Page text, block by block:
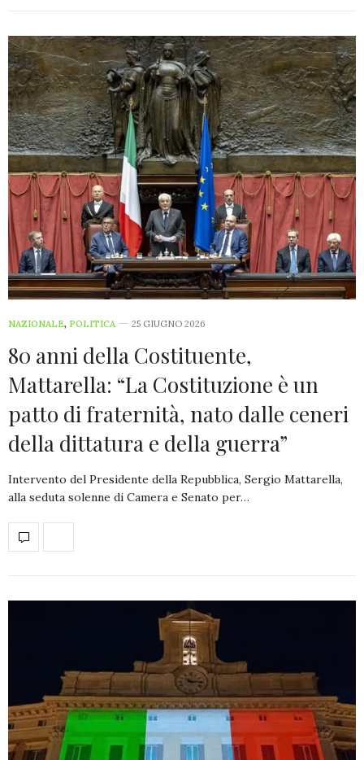
NAZIONALE, POLITICA 25 GIUGNO 2026
80 anni della Costituente,
Mattarella: “La Costituzione è un
patto di fraternità, nato dalle ceneri
della dittatura e della guerra”
Intervento del Presidente della Repubblica, Sergio Mattarella,
alla seduta solenne di Camera e Senato per…